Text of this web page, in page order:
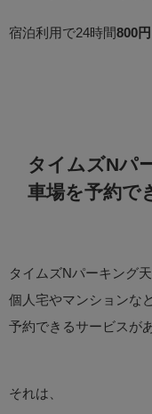
宿泊利用で24時間800円
タイムズNパ
車場を予約で
タイムズNパーキング
個人宅やマンションな
予約できるサービスが
それは、